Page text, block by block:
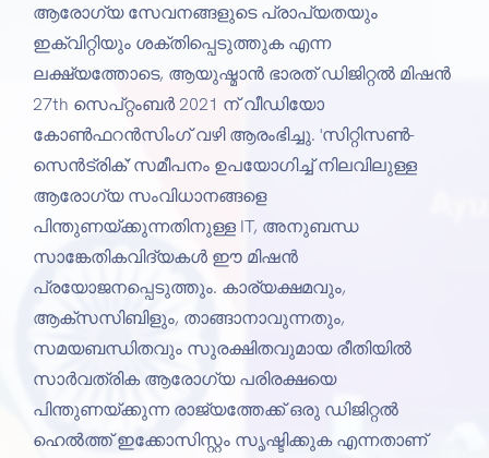
ആരോഗ്യ സേവനങ്ങളുടെ പ്രാപ്യതയും
ഇക്വിറ്റിയും ശക്തിപ്പെടുത്തുക എന്ന
ലക്ഷ്യത്തോടെ, ആയുഷ്മാൻ ഭാരത് ഡിജിറ്റൽ മിഷൻ
27th സെപ്റ്റംബർ 2021 ന് വീഡിയോ
കോൺഫറൻസിംഗ് വഴി ആരംഭിച്ചു. 'സിറ്റിസൺ-
സെൻട്രിക്' സമീപനം ഉപയോഗിച്ച് നിലവിലുള്ള
ആരോഗ്യ സംവിധാനങ്ങളെ
പിന്തുണയ്ക്കുന്നതിനുള്ള IT, അനുബന്ധ
സാങ്കേതികവിദ്യകൾ ഈ മിഷൻ
പ്രയോജനപ്പെടുത്തും. കാര്യക്ഷമവും,
ആക്സസിബിളും, താങ്ങാനാവുന്നതും,
സമയബന്ധിതവും സുരക്ഷിതവുമായ രീതിയിൽ
സാർവത്രിക ആരോഗ്യ പരിരക്ഷയെ
പിന്തുണയ്ക്കുന്ന രാജ്യത്തേക്ക് ഒരു ഡിജിറ്റൽ
ഹെൽത്ത് ഇക്കോസിസ്റ്റം സൃഷ്ടിക്കുക എന്നതാണ്